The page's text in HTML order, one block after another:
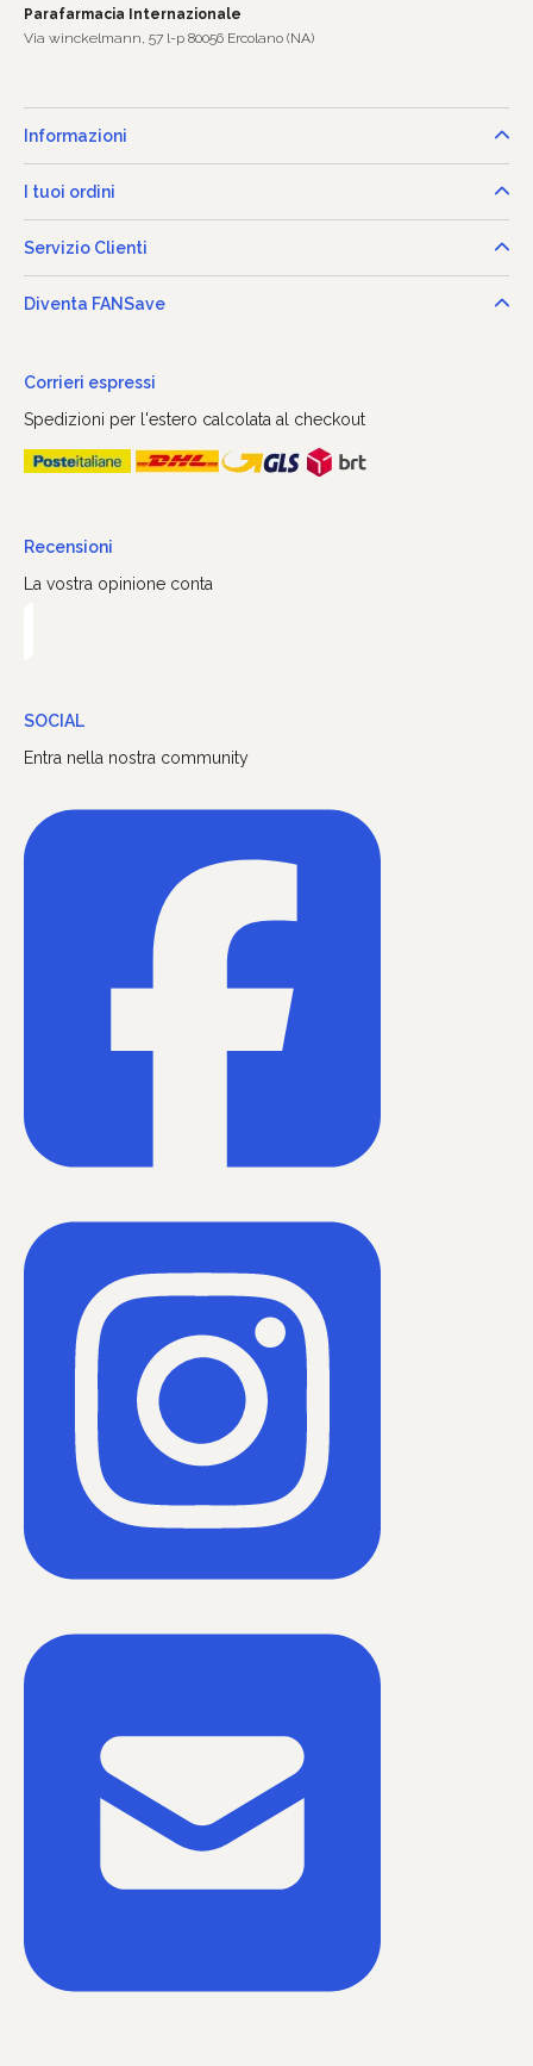
Parafarmacia Internazionale
Via winckelmann, 57 l-p 80056 Ercolano (NA)
Informazioni
I tuoi ordini
Servizio Clienti
Diventa FANSave
Corrieri espressi
Spedizioni per l'estero calcolata al checkout
Recensioni
La vostra opinione conta
SOCIAL
Entra nella nostra community